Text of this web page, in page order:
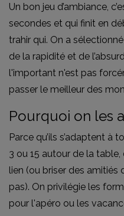
Un bon jeu d’ambiance,
secondes et qui finit en
trahir qui. On a
de la rapidité et de
l'important n'est pas
passer le meilleur des
Pourquoi on les
Parce qu’ils s’adaptent à
3 ou 15 autour de la
lien (ou briser des amitiés
pas). On privilégie les
pour l'apéro ou les